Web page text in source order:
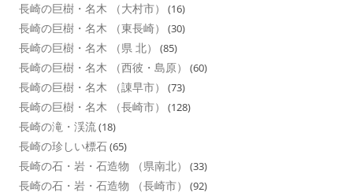
長崎の巨樹・名木 （大村市） (16)
長崎の巨樹・名木 （東長崎） (30)
長崎の巨樹・名木 （県 北） (85)
長崎の巨樹・名木 （西彼・島原） (60)
長崎の巨樹・名木 （諌早市） (73)
長崎の巨樹・名木 （長崎市） (128)
長崎の滝・渓流(18)
長崎の珍しい標石(65)
長崎の石・岩・石造物 （県南北） (33)
長崎の石・岩・石造物 （長崎市） (92)